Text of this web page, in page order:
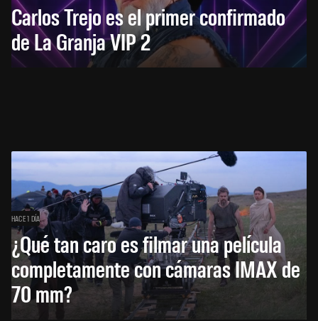
Carlos Trejo es el primer confirmado
de La Granja VIP 2
HACE 1 DÍA
¿Qué tan caro es filmar una película
completamente con cámaras IMAX de
70 mm?